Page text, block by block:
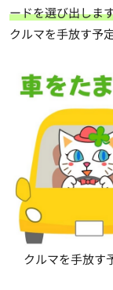
ードを選び出しま
クルマを手放す予
クルマを手放す